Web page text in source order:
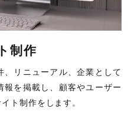
制作
、リニューアル、企業として
を掲載し、顧客やユーザー
ト制作をします。